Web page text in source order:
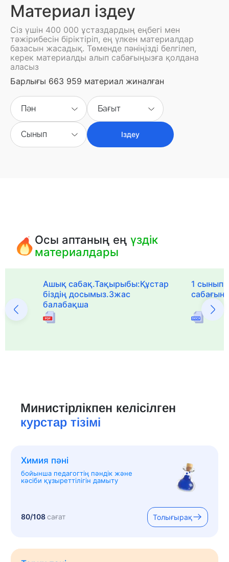
Материал іздеу
Сіз үшін 400 000 ұстаздардың еңбегі мен
тәжірибесін біріктіріп, ең үлкен материалдар
базасын жасадық. Төменде пәніңізді белгілеп,
керек материалды алып сабағыңызға қолдана
аласыз
Барлығы 663 959 материал жиналған
Пән Бағыт
Сынып Іздеу
Осы аптаның еңүздік
материалдары
Ашық сабақ.Тақырыбы:Құстар
біздің досымыз.3жас
балабақша
1
Министірлікпен келісілген
курстар тізімі
Химия пәні
бойынша педагогтің пәндік және
кәсіби құзыреттілігін дамыту
80/108сағат Толығырақ